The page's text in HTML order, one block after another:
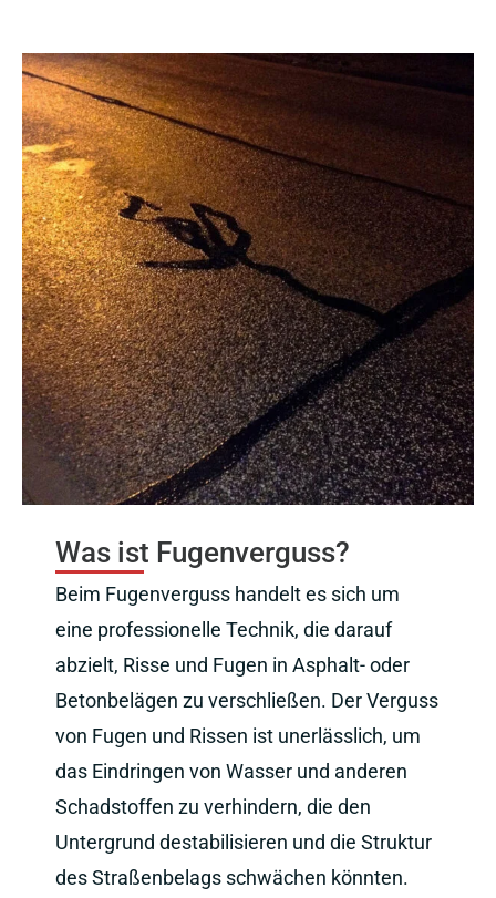
Was ist Fugenverguss?
Beim Fugenverguss handelt es sich um
eine professionelle Technik, die darauf
abzielt, Risse und Fugen in Asphalt- oder
Betonbelägen zu verschließen. Der Verguss
von Fugen und Rissen ist unerlässlich, um
das Eindringen von Wasser und anderen
Schadstoffen zu verhindern, die den
Untergrund destabilisieren und die Struktur
des Straßenbelags schwächen könnten.